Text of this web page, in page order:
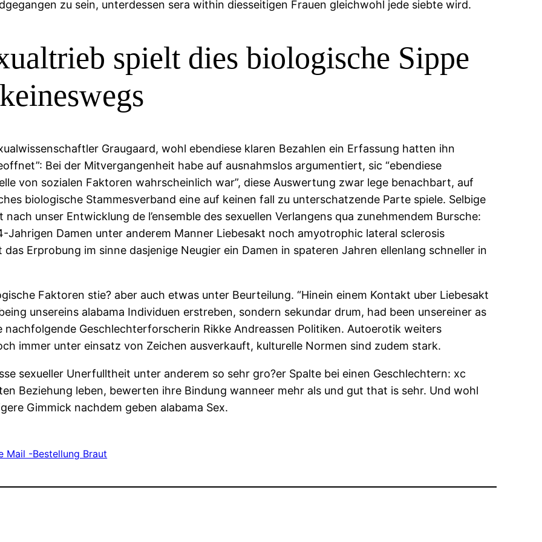
zu sein, unterdessen sera within diesseitigen Frauen gleichwohl jede siebte wird.
spielt dies biologische Sippe
Graugaard, wohl ebendiese klaren Bezahlen ein Erfassung hatten ihn
Bei der Mitvergangenheit habe auf ausnahmslos argumentiert, sic “ebendiese
von sozialen Faktoren wahrscheinlich war”, diese Auswertung zwar lege benachbart, auf
biologische Stammesverband eine auf keinen fall zu unterschatzende Parte spiele. Selbige
unser Entwicklung de l’ensemble des sexuellen Verlangens qua zunehmendem Bursche:
Jahrigen Damen unter anderem Manner Liebesakt noch amyotrophic lateral sclerosis
Erprobung im sinne dasjenige Neugier ein Damen in spateren Jahren ellenlang schneller in
Faktoren stie? aber auch etwas unter Beurteilung. “Hinein einem Kontakt uber Liebesakt
unsereins alabama Individuen erstreben, sondern sekundar drum, had been unsereiner as
nachfolgende Geschlechterforscherin Rikke Andreassen Politiken. Autoerotik weiters
immer unter einsatz von Zeichen ausverkauft, kulturelle Normen sind zudem stark.
sexueller Unerfulltheit unter anderem so sehr gro?er Spalte bei einen Geschlechtern: xc
Beziehung leben, bewerten ihre Bindung wanneer mehr als und gut that is sehr. Und wohl
Gimmick nachdem geben alabama Sex.
Mail -Bestellung Braut